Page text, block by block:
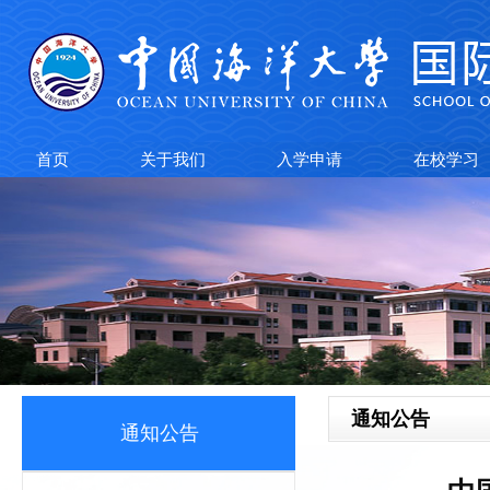
首页 关于我们 入学申请 在校学习
通知公告
通知公告